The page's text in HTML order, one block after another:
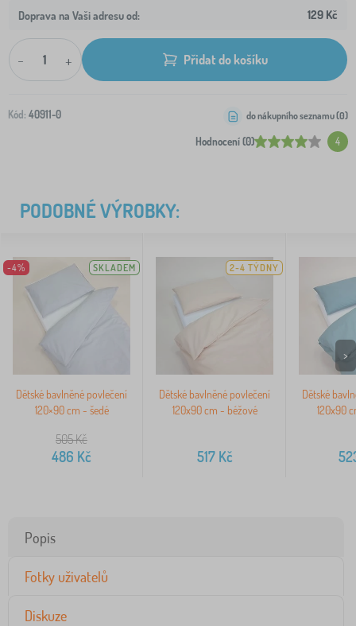
Doprava na Vaši adresu od: 129 Kč
- + Přidat do košíku
Kód: 40911-0
Hodnocení (0) 4
do nákupního seznamu (0)
PODOBNÉ VÝROBKY:
-4% SKLADEM
Dětské bavlněné povlečení
120×90 cm - šedé
505Kč
486 Kč
2-4 TÝDNY
Dětské bavlněné povlečení
120x90 cm - béžové
517Kč
Dětské
120x90
>
Popis
Fotky uživatelů
Diskuze